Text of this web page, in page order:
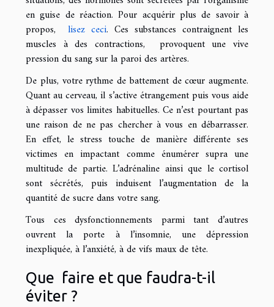
en guise de réaction. Pour acquérir plus de savoir à
propos, lisez ceci. Ces substances contraignent les
muscles à des contractions, provoquent une vive
pression du sang sur la paroi des artères.
De plus, votre rythme de battement de cœur augmente.
Quant au cerveau, il s’active étrangement puis vous aide
à dépasser vos limites habituelles. Ce n’est pourtant pas
une raison de ne pas chercher à vous en débarrasser.
En effet, le stress touche de manière différente ses
victimes en impactant comme énumérer supra une
multitude de partie. L’adrénaline ainsi que le cortisol
sont sécrétés, puis induisent l’augmentation de la
quantité de sucre dans votre sang.
Tous ces dysfonctionnements parmi tant d’autres
ouvrent la porte à l’insomnie, une dépression
inexpliquée, à l’anxiété, à de vifs maux de tête.
Que faire et que faudra-t-il
éviter ?